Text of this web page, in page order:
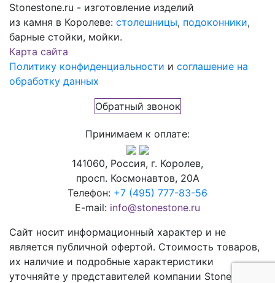
Stonestone.ru - изготовление изделий
из камня в Королеве: столешницы, подоконники,
барные стойки, мойки.
Карта сайта
Политику конфиденциальности и соглашение на
обработку данных
Обратный звонок
Принимаем к оплате:
141060, Россия, г. Королев,
просп. Космонавтов, 20А
Телефон: +7 (495) 777-83-56
E-mail: info@stonestone.ru
Сайт носит информационный характер и не
является публичной офертой. Стоимость товаров,
их наличие и подробные характеристики
уточняйте у представителей компании StoneStone,